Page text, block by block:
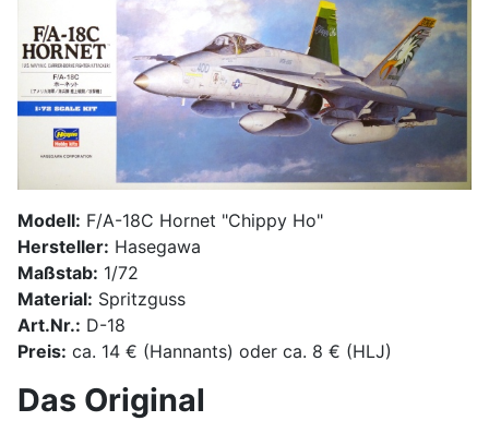
Modell: F/A-18C Hornet "Chippy Ho"
Hersteller: Hasegawa
Maßstab: 1/72
Material: Spritzguss
Art.Nr.: D-18
Preis: ca. 14 € (Hannants) oder ca. 8 € (HLJ)
Das Original